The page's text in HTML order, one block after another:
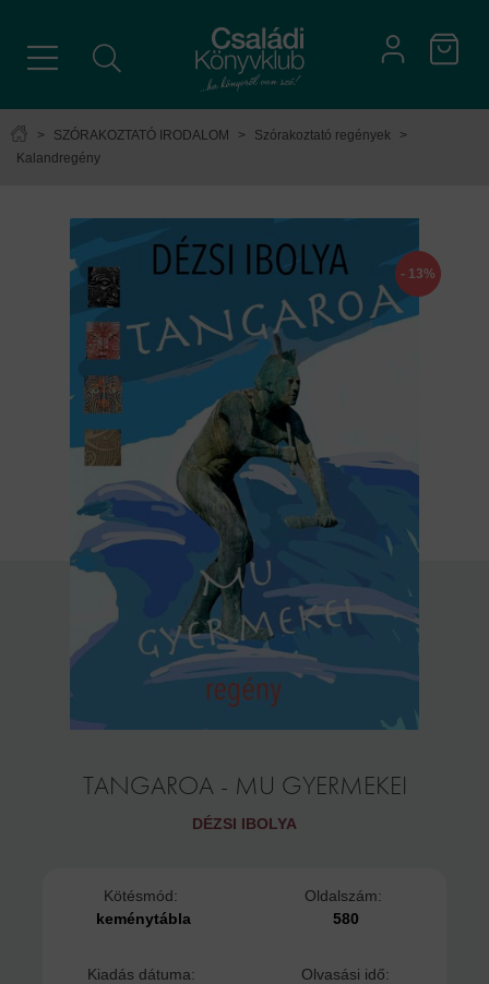
> SZÓRAKOZTATÓ IRODALOM > Szórakoztató regények
>
Kalandregény
- 13%
TANGAROA - MU GYERMEKEI
DÉZSI IBOLYA
Kötésmód:
keménytábla
Oldalszám:
580
Kiadás dátuma:
Olvasási idő: